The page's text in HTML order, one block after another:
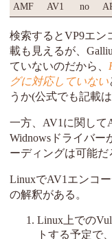
AMF
AV1 no
検索するとVP9エン
載も見えるが、
ていないのだから、
グに対応していない
うか(公式でも記載は
一方、AV1に関して
Widnowsドライバー
ーディングは可能だ
LinuxでAV1エンコ
の解釈がある。
Linux上での
トする予定で